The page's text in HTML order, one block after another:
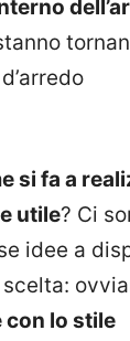
si fa a
utile? Ci
idee a
lo stile